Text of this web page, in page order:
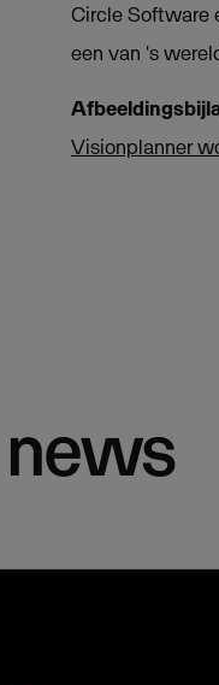
Circle Software
een van 's
Visionplanner